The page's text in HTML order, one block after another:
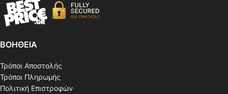
ΒΟΗΘΕΙΑ
Τρόποι Αποστολής
Τρόποι Πληρωμής
Πολιτική Επιστροφών